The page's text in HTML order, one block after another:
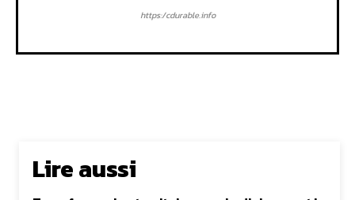
https:/cdurable.info
Lire aussi